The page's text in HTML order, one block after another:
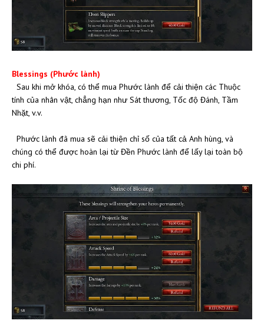
Blessings (Phước lành)
Sau khi mở khóa, có thể mua Phước lành để cải thiện các Thuộc
tính của nhân vật, chẳng hạn như Sát thương, Tốc độ Đánh, Tầm
Nhặt, v.v.
Phước lành đã mua sẽ cải thiện chỉ số của tất cả Anh hùng, và
chúng có thể được hoàn lại từ Đền Phước lành để lấy lại toàn bộ
chi phí.